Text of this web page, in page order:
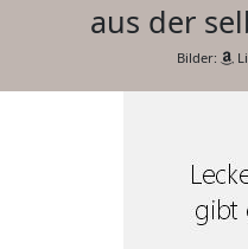
aus der
Bilder: